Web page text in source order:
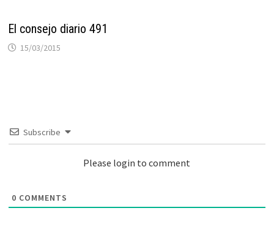
El consejo diario 491
15/03/2015
Subscribe
Please login to comment
0 COMMENTS